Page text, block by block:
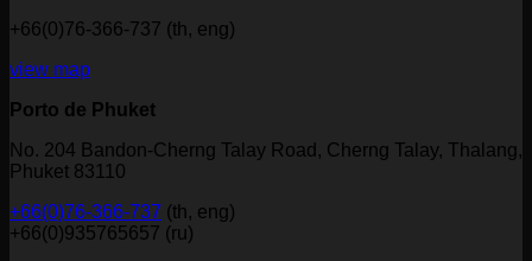
+66(0)76-366-737 (th, eng)
view map
Porto de Phuket
No. 204 Bandon-Cherng Talay Road, Cherng Talay, Thalang,
Phuket 83110
+66(0)76-366-737 (th, eng)
+66(0)935765657 (ru)